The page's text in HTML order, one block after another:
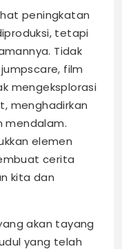
peningkatan
tetapi
Tidak
film
mengeksplorasi
menghadirkan
mendalam.
elemen
cerita
kita dan
akan tayang
yang telah